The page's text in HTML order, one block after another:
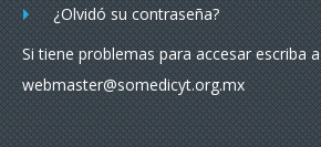
¿Olvidó su contraseña?
Si tiene problemas para accesar escriba a
webmaster@somedicyt.org.mx